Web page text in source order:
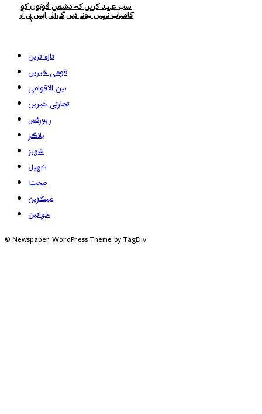
سب عہد کریں کہ دشمن قوتوں کو
کامیاب نہیں ہونے دیں گے،آئی ایس پی آر
تازہ ترین
قومی خبریں
بین الاقوامی
تجارتی خبریں
رپورٹس
بلاگز
شوبز
کھیل
صحت
میگزین
خواتین
© Newspaper WordPress Theme by TagDiv